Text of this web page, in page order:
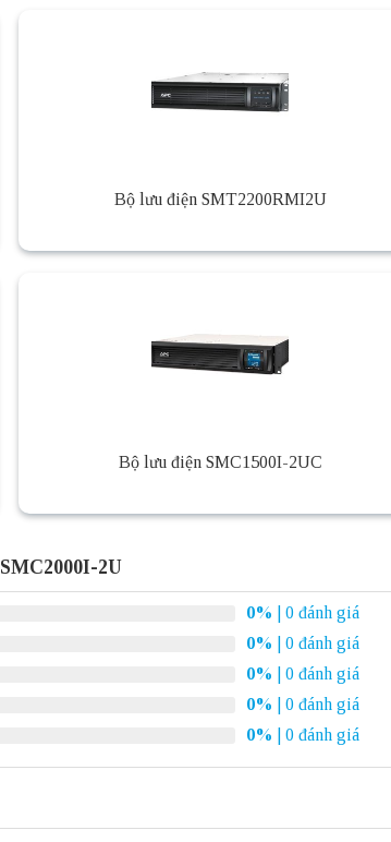
Bộ lưu điện SMT2200RMI2U
Bộ lưu điện SMC1500I-2UC
2U
0%
| 0 đánh giá
0%
| 0 đánh giá
0%
| 0 đánh giá
0%
| 0 đánh giá
0% | 0 đánh giá